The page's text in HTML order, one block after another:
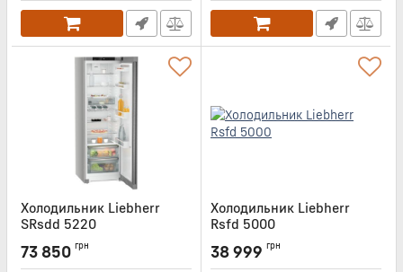
Холодильник Liebherr
SRsdd 5220
SRSDD5220
73 850 грн
Холодильник Liebherr
Rsfd 5000
RSFD5000
38 999 грн